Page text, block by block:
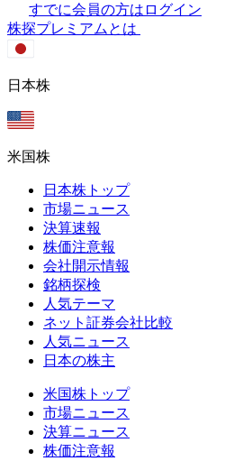
すでに会員の方はログイン
株探プレミアムとは
日本株
米国株
日本株トップ
市場ニュース
決算速報
株価注意報
会社開示情報
銘柄探検
人気テーマ
ネット証券会社比較
人気ニュース
日本の株主
米国株トップ
市場ニュース
決算ニュース
株価注意報